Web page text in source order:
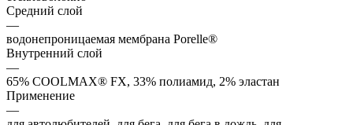
Средний слой
—
водонепроницаемая мембрана Porelle®
Внутренний слой
—
65% COOLMAX® FX, 33% полиамид, 2% эластан
Применение
—